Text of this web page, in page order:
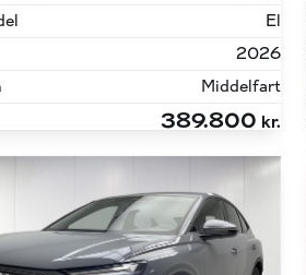
El
2026
Middelfart
389.800 kr.